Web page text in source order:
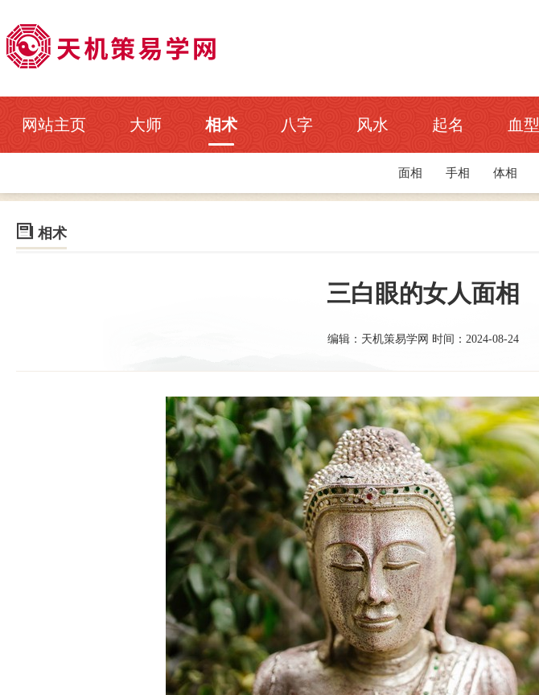
网站主页 大师 相术 八字 风水 起名 血型
面相 手相 体相
 相术
三白眼的女人面相
编辑：天机策易学网 时间：2024-08-24